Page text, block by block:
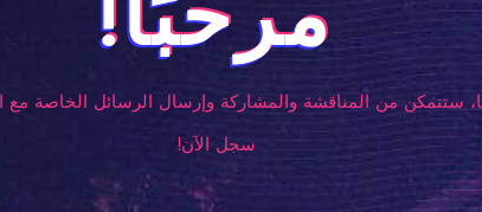
مرحبًا!
ستتمكن من المناقشة والمشاركة وإرسال الرسائل الخاصة مع
سجل الآن!